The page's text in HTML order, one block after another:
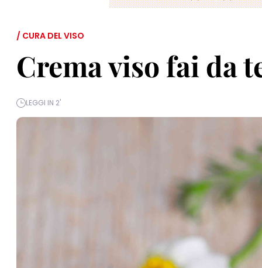
/ CURA DEL VISO
Crema viso fai
LEGGI IN 2'